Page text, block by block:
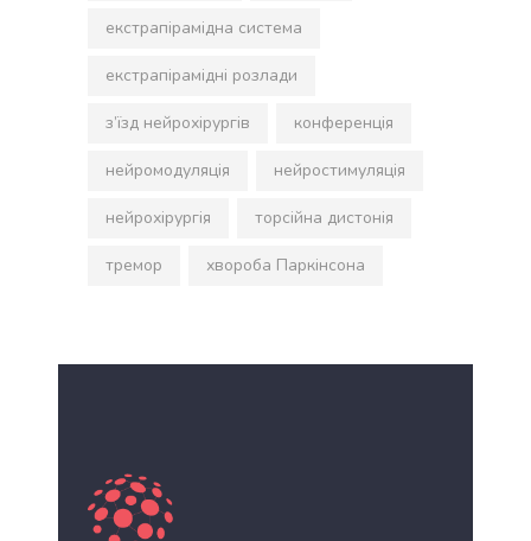
екстрапірамідна система
екстрапірамідні розлади
з’їзд нейрохірургів конференція
нейромодуляція нейростимуляція
нейрохірургія торсійна дистонія
тремор хвороба Паркінсона